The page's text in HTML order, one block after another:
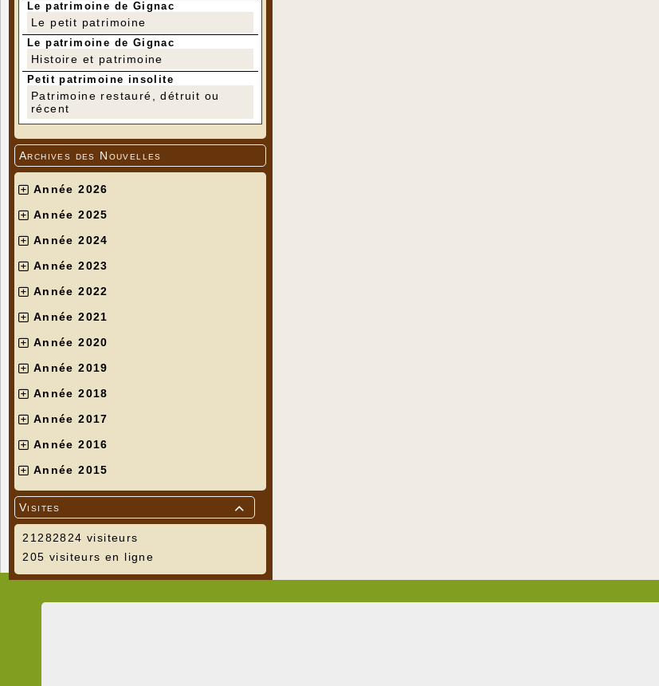
Le patrimoine de Gignac
Le petit patrimoine
Le patrimoine de Gignac
Histoire et patrimoine
Petit patrimoine insolite
Patrimoine restauré, détruit ou
récent
Archives des Nouvelles
Année 2026
Année 2025
Année 2024
Année 2023
Année 2022
Année 2021
Année 2020
Année 2019
Année 2018
Année 2017
Année 2016
Année 2015

Visites
21282824 visiteurs
205 visiteurs en ligne